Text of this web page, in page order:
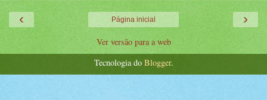
‹ ›
Página inicial
Ver versão para a web
Tecnologia do Blogger.